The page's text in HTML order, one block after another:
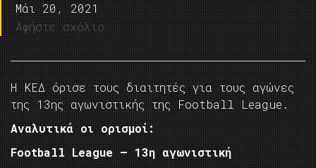
Μάι 20, 2021
Αφήστε σχόλιο
Η ΚΕΔ όρισε τους διαιτητές για τους αγώνες
της 13ης αγωνιστικής της Football League.
Αναλυτικά οι ορισμοί:
Football League – 13η αγωνιστική